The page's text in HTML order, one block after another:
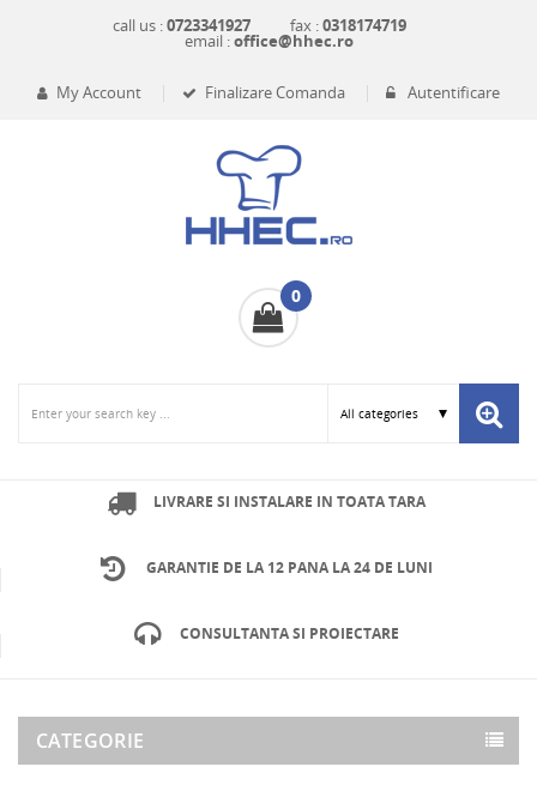
call us :0723341927 fax :0318174719
email :office@hhec.ro
My Account Finalizare Comanda Autentificare
0
LIVRARE SI INSTALARE IN TOATA TARA
GARANTIE DE LA 12 PANA LA 24 DE LUNI
CONSULTANTA SI PROIECTARE
CATEGORIE